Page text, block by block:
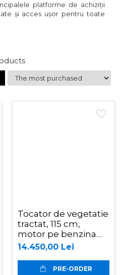
platforme de achiziții
și acces ușor pentru toate
Tocator de vegetatie
tractat, 115 cm,
motor pe benzina
de 15 CP, Jansen AT-
14.450,00 Lei
PRE-ORDER